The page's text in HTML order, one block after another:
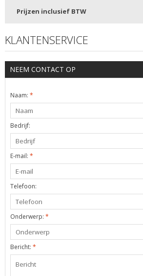
Prijzen inclusief BTW
KLANTENSERVICE
NEEM CONTACT OP
Naam: *
Bedrijf:
E-mail: *
Telefoon:
Onderwerp: *
Bericht: *